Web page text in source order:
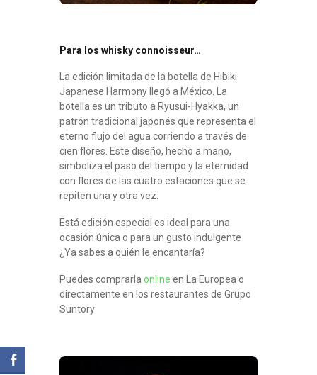
Para los whisky connoisseur…
La edición limitada de la botella de Hibiki
Japanese Harmony llegó a México. La
botella es un tributo a Ryusui-Hyakka, un
patrón tradicional japonés que representa el
eterno flujo del agua corriendo a través de
cien flores. Este diseño, hecho a mano,
simboliza el paso del tiempo y la eternidad
con flores de las cuatro estaciones que se
repiten una y otra vez.
Está edición especial es ideal para una
ocasión única o para un gusto indulgente
¿Ya sabes a quién le encantaría?
Puedes comprarla online en La Europea o
directamente en los restaurantes de Grupo
Suntory